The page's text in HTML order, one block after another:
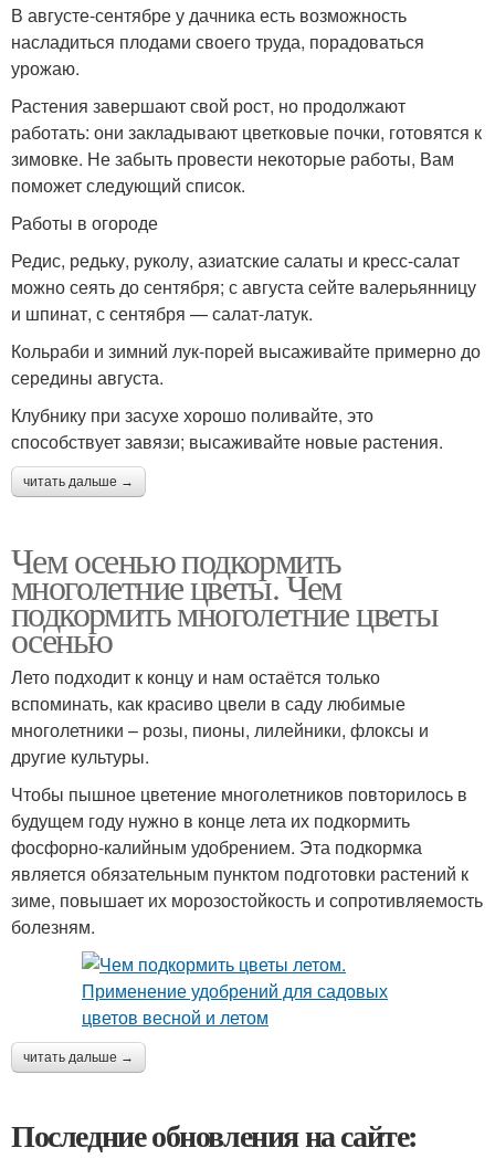
В августе-сентябре у дачника есть возможность
насладиться плодами своего труда, порадоваться
урожаю.
Растения завершают свой рост, но продолжают
работать: они закладывают цветковые почки, готовятся к
зимовке. Не забыть провести некоторые работы, Вам
поможет следующий список.
Работы в огороде
Редис, редьку, руколу, азиатские салаты и кресс-салат
можно сеять до сентября; с августа сейте валерьянницу
и шпинат, с сентября — салат-латук.
Кольраби и зимний лук-порей высаживайте примерно до
середины августа.
Клубнику при засухе хорошо поливайте, это
способствует завязи; высаживайте новые растения.
читать дальше →
Чем осенью подкормить
многолетние цветы. Чем
подкормить многолетние цветы
осенью
Лето подходит к концу и нам остаётся только
вспоминать, как красиво цвели в саду любимые
многолетники – розы, пионы, лилейники, флоксы и
другие культуры.
Чтобы пышное цветение многолетников повторилось в
будущем году нужно в конце лета их подкормить
фосфорно-калийным удобрением. Эта подкормка
является обязательным пунктом подготовки растений к
зиме, повышает их морозостойкость и сопротивляемость
болезням.
читать дальше →
Последние обновления на сайте: